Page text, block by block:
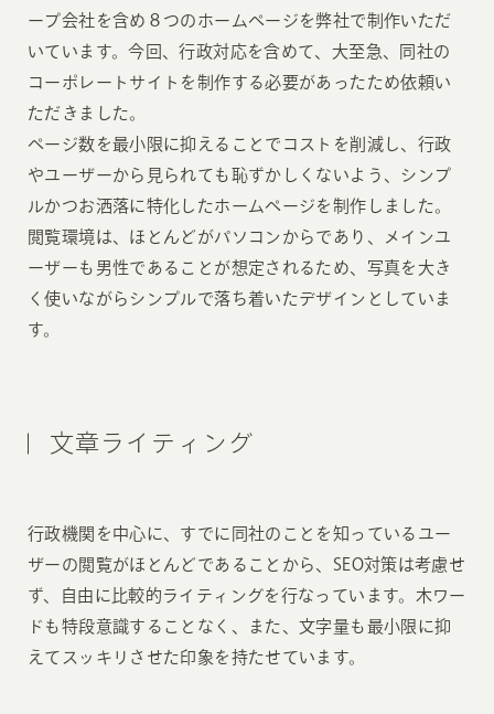
ープ会社を含め８つのホームページを弊社で制作いただ
いています。今回、行政対応を含めて、大至急、同社の
コーポレートサイトを制作する必要があったため依頼い
ただきました。
ページ数を最小限に抑えることでコストを削減し、行政
やユーザーから見られても恥ずかしくないよう、シンプ
ルかつお洒落に特化したホームページを制作しました。
閲覧環境は、ほとんどがパソコンからであり、メインユ
ーザーも男性であることが想定されるため、写真を大き
く使いながらシンプルで落ち着いたデザインとしていま
す。
文章ライティング
行政機関を中心に、すでに同社のことを知っているユー
ザーの閲覧がほとんどであることから、SEO対策は考慮せ
ず、自由に比較的ライティングを行なっています。木ワー
ドも特段意識することなく、また、文字量も最小限に抑
えてスッキリさせた印象を持たせています。